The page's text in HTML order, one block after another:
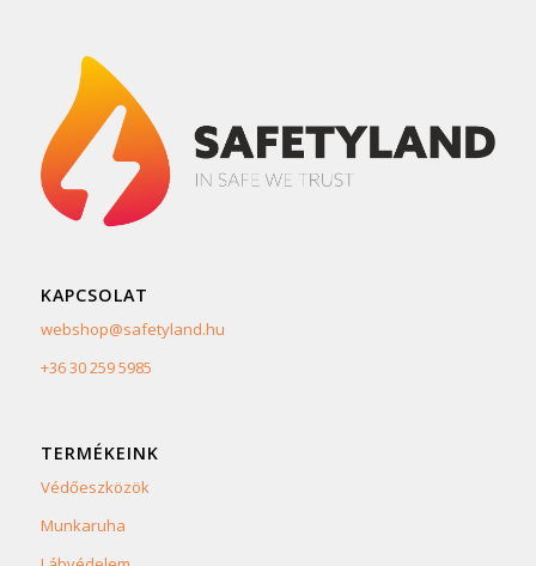
KAPCSOLAT
webshop@safetyland.hu
+36 30 259 5985
TERMÉKEINK
Védőeszközök
Munkaruha